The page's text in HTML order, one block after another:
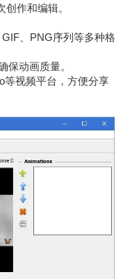
作和编辑。
、PNG序列等多种格
保动画质量。
等视频平台，方便分享